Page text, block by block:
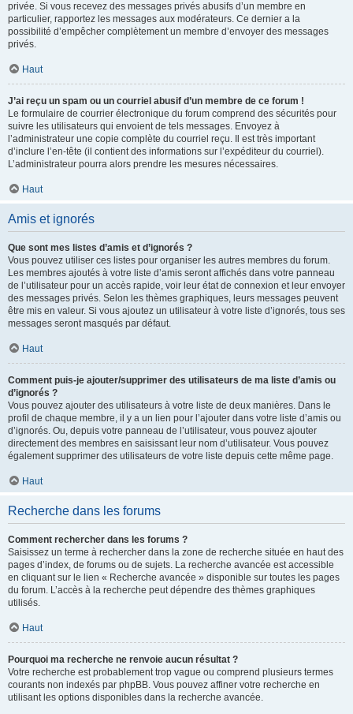
privée. Si vous recevez des messages privés abusifs d’un membre en
particulier, rapportez les messages aux modérateurs. Ce dernier a la
possibilité d’empêcher complètement un membre d’envoyer des messages
privés.
Haut
J’ai reçu un spam ou un courriel abusif d’un membre de ce forum !
Le formulaire de courrier électronique du forum comprend des sécurités pour
suivre les utilisateurs qui envoient de tels messages. Envoyez à
l’administrateur une copie complète du courriel reçu. Il est très important
d’inclure l’en-tête (il contient des informations sur l’expéditeur du courriel).
L’administrateur pourra alors prendre les mesures nécessaires.
Haut
Amis et ignorés
Que sont mes listes d’amis et d’ignorés ?
Vous pouvez utiliser ces listes pour organiser les autres membres du forum.
Les membres ajoutés à votre liste d’amis seront affichés dans votre panneau
de l’utilisateur pour un accès rapide, voir leur état de connexion et leur envoyer
des messages privés. Selon les thèmes graphiques, leurs messages peuvent
être mis en valeur. Si vous ajoutez un utilisateur à votre liste d’ignorés, tous ses
messages seront masqués par défaut.
Haut
Comment puis-je ajouter/supprimer des utilisateurs de ma liste d’amis ou
d’ignorés ?
Vous pouvez ajouter des utilisateurs à votre liste de deux manières. Dans le
profil de chaque membre, il y a un lien pour l’ajouter dans votre liste d’amis ou
d’ignorés. Ou, depuis votre panneau de l’utilisateur, vous pouvez ajouter
directement des membres en saisissant leur nom d’utilisateur. Vous pouvez
également supprimer des utilisateurs de votre liste depuis cette même page.
Haut
Recherche dans les forums
Comment rechercher dans les forums ?
Saisissez un terme à rechercher dans la zone de recherche située en haut des
pages d’index, de forums ou de sujets. La recherche avancée est accessible
en cliquant sur le lien « Recherche avancée » disponible sur toutes les pages
du forum. L’accès à la recherche peut dépendre des thèmes graphiques
utilisés.
Haut
Pourquoi ma recherche ne renvoie aucun résultat ?
Votre recherche est probablement trop vague ou comprend plusieurs termes
courants non indexés par phpBB. Vous pouvez affiner votre recherche en
utilisant les options disponibles dans la recherche avancée.